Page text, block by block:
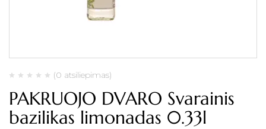
(0 atsiliepimas)
PAKRUOJO DVARO Svarainis
bazilikas limonadas 0.33l